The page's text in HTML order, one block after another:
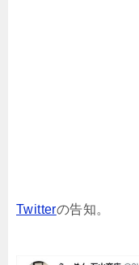
Twitterの告知。